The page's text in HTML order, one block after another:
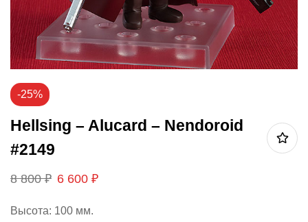
-25%
Hellsing – Alucard – Nendoroid
#2149
8 800₽ 6 600 ₽
Высота: 100 мм.